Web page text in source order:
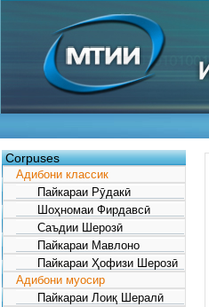
Corpuses
Адибони классик
Пайкараи Рӯдакӣ
Шоҳномаи Фирдавсӣ
Саъдии Шерозӣ
Пайкараи Мавлоно
Пайкараи Ҳофизи Шерозӣ
Адибони муосир
Пайкараи Лоиқ Шералӣ